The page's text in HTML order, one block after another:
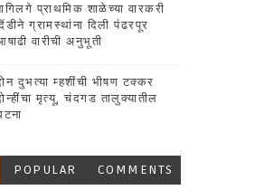
प्राथमिक शाळेच्या वारकरी
ग्रामस्थांना दिली पंढरपूर
वारीची अनुभूती
दुभत्या म्हशींची भीषण टक्कर
मृत्यू, चंदगड तालुक्यातील
POPULAR COMMENTS